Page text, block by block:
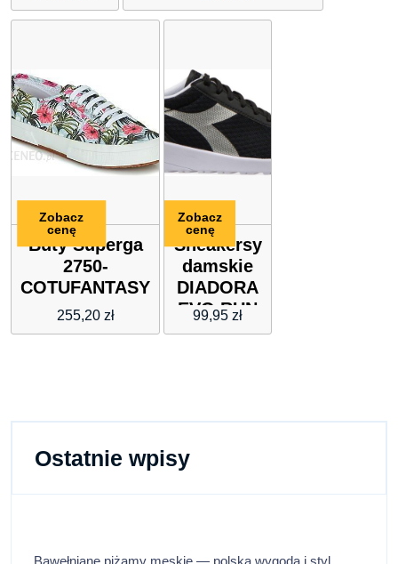
DEMI CUT
Buty Superga
2750-
COTUFANTASY
255,20 zł
Zobacz
cenę
Sneakersy
damskie
DIADORA
EVO RUN
DD WN
99,95 zł
Zobacz
cenę
Ostatnie wpisy